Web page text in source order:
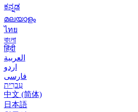
ಕನ್ನಡ
മലയാളം
ไทย
বাংলা
हिंदी
العربية
اردو
فارسی
עִברִית
中文 (简体)
日本語